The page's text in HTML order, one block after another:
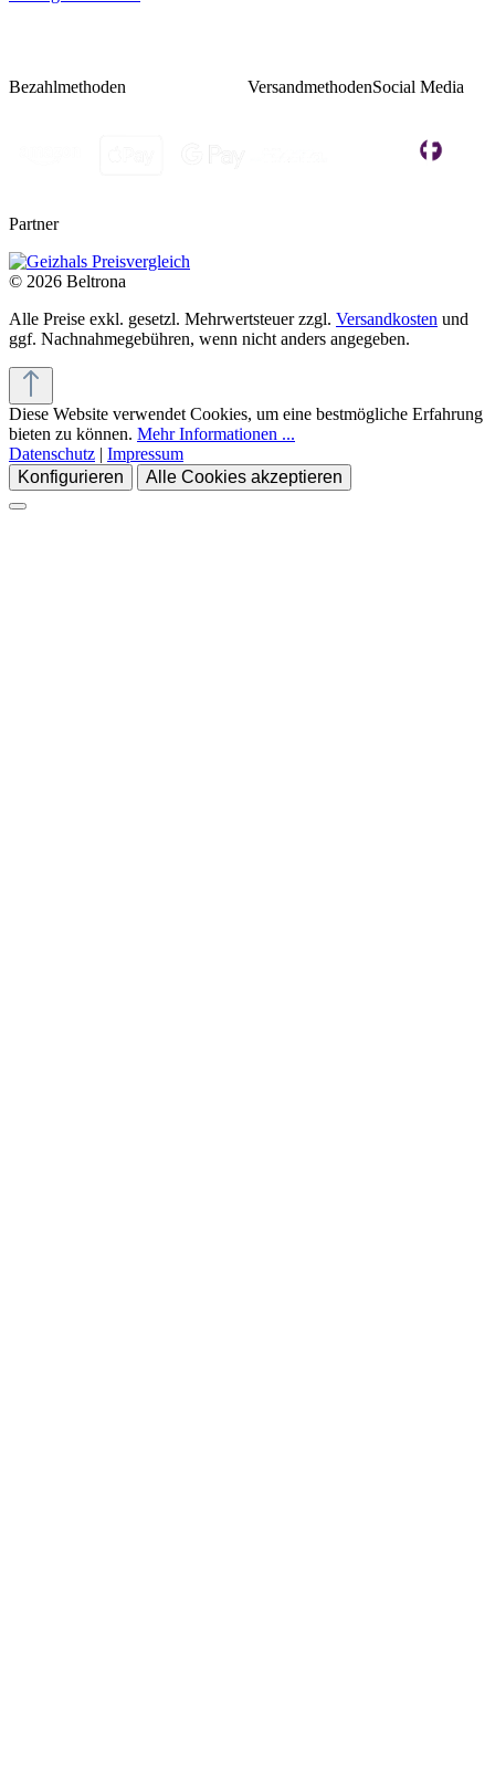
Bezahlmethoden VersandmethodenSocial Media
Partner
© 2026 Beltrona
Alle Preise exkl. gesetzl. Mehrwertsteuer zzgl. Versandkosten und
ggf. Nachnahmegebühren, wenn nicht anders angegeben.
Diese Website verwendet Cookies, um eine bestmögliche Erfahrung
bieten zu können. Mehr Informationen ...
Datenschutz | Impressum
Konfigurieren
Alle Cookies akzeptieren